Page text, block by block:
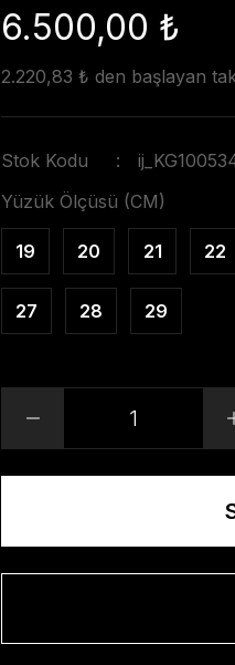
6.500,00 ₺
2.220,83 ₺ den başlayan
Stok Kodu
Yüzük Ölçüsü (CM)
19 20 21 22
27 28 29